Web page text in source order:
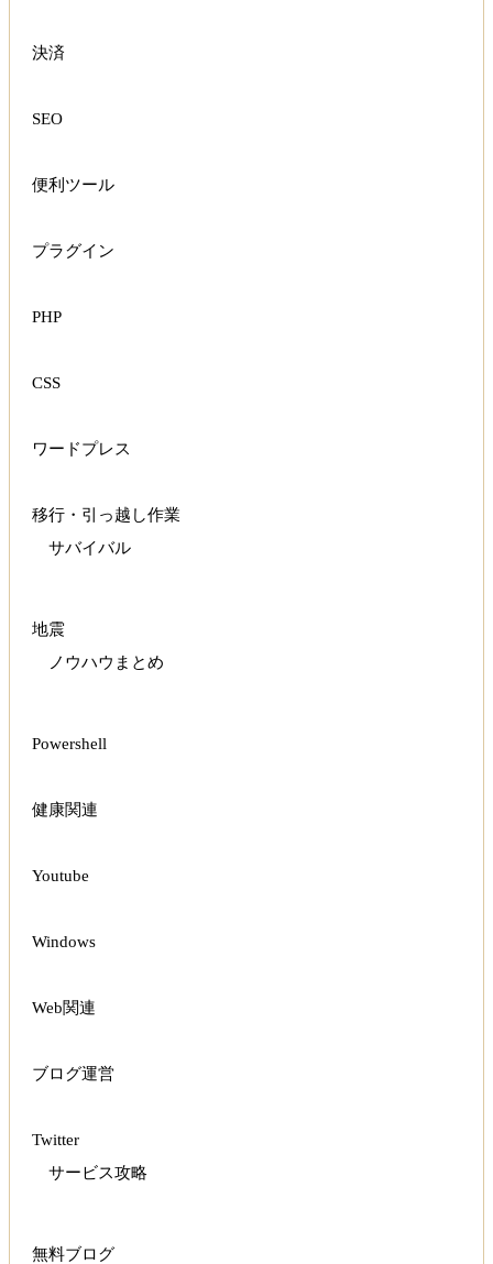
決済
SEO
便利ツール
プラグイン
PHP
CSS
ワードプレス
移行・引っ越し作業
サバイバル
地震
ノウハウまとめ
Powershell
健康関連
Youtube
Windows
Web関連
ブログ運営
Twitter
サービス攻略
無料ブログ